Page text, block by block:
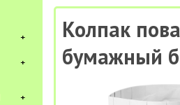
Колпак
бумажный